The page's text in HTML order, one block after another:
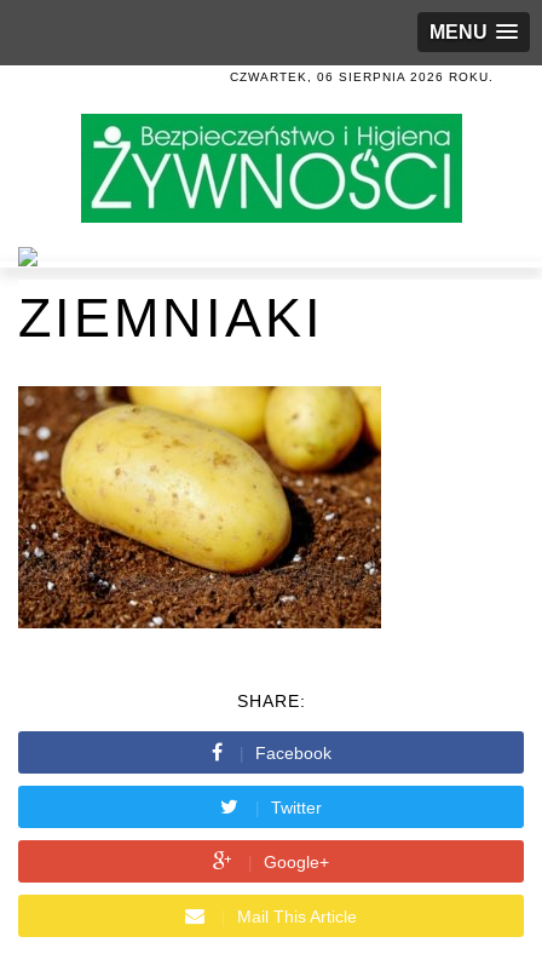
MENU
CZWARTEK, 06 SIERPNIA 2026 ROKU.
ZIEMNIAKI
SHARE:
Facebook
Twitter
Google+
Mail This Article